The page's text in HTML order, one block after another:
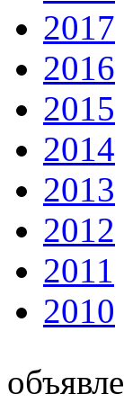
2017
2016
2015
2014
2013
2012
2011
2010